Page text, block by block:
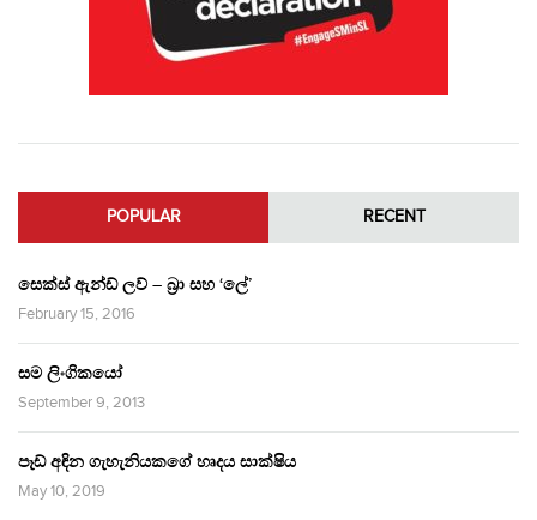
POPULAR RECENT
සෙක්ස් ඇන්ඩ් ලව් – බ්‍රා සහ ‘ලේ’
February 15, 2016
සම ලිංගිකයෝ
September 9, 2013
පෑඩ් අඳින ගැහැනියකගේ හෘදය සාක්ෂිය
May 10, 2019